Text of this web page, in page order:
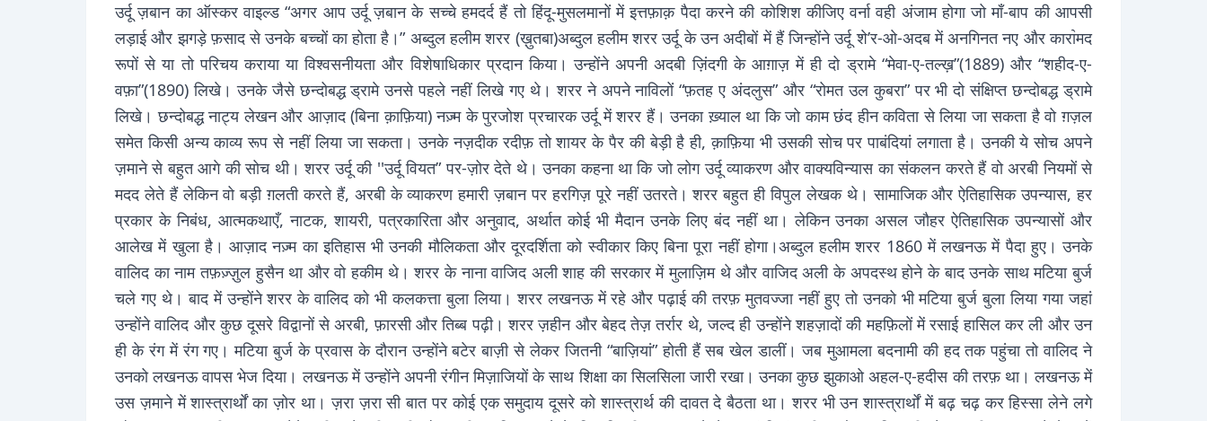
उर्दू ज़बान का ऑस्कर वाइल्ड “अगर आप उर्दू ज़बान के सच्चे हमदर्द हैं तो हिंदू-मुसलमानों में इत्तफ़ाक़ पैदा करने की कोशिश कीजिए वर्ना वही अंजाम होगा जो माँ-बाप की आपसी
लड़ाई और झगड़े फ़साद से उनके बच्चों का होता है।” अब्दुल हलीम शरर (ख़ुतबा)अब्दुल हलीम शरर उर्दू के उन अदीबों में हैं जिन्होंने उर्दू शे’र-ओ-अदब में अनगिनत नए और कारा॓मद
रूपों से या तो परिचय कराया या विश्वसनीयता और विशेषाधिकार प्रदान किया। उन्होंने अपनी अदबी ज़िंदगी के आग़ाज़ में ही दो ड्रामे “मेवा-ए-तल्ख़”(1889) और “शहीद-ए-
वफ़ा”(1890) लिखे। उनके जैसे छन्दोबद्ध ड्रामे उनसे पहले नहीं लिखे गए थे। शरर ने अपने नाविलों “फ़तह ए अंदलुस” और “रोमत उल कुबरा” पर भी दो संक्षिप्त छन्दोबद्ध ड्रामे
लिखे। छन्दोबद्ध नाट्य लेखन और आज़ाद (बिना क़ाफ़िया) नज़्म के पुरजोश प्रचारक उर्दू में शरर हैं। उनका ख़्याल था कि जो काम छंद हीन कविता से लिया जा सकता है वो ग़ज़ल
समेत किसी अन्य काव्य रूप से नहीं लिया जा सकता। उनके नज़दीक रदीफ़ तो शायर के पैर की बेड़ी है ही, क़ाफ़िया भी उसकी सोच पर पाबंदियां लगाता है। उनकी ये सोच अपने
ज़माने से बहुत आगे की सोच थी। शरर उर्दू की ''उर्दू वियत” पर-ज़ोर देते थे। उनका कहना था कि जो लोग उर्दू व्याकरण और वाक्यविन्यास का संकलन करते हैं वो अरबी नियमों से
मदद लेते हैं लेकिन वो बड़ी ग़लती करते हैं, अरबी के व्याकरण हमारी ज़बान पर हरगिज़ पूरे नहीं उतरते। शरर बहुत ही विपुल लेखक थे। सामाजिक और ऐतिहासिक उपन्यास, हर
प्रकार के निबंध, आत्मकथाएँ, नाटक, शायरी, पत्रकारिता और अनुवाद, अर्थात कोई भी मैदान उनके लिए बंद नहीं था। लेकिन उनका असल जौहर ऐतिहासिक उपन्यासों और
आलेख में खुला है। आज़ाद नज़्म का इतिहास भी उनकी मौलिकता और दूरदर्शिता को स्वीकार किए बिना पूरा नहीं होगा।अब्दुल हलीम शरर 1860 में लखनऊ में पैदा हुए। उनके
वालिद का नाम तफ़ज़्ज़ुल हुसैन था और वो हकीम थे। शरर के नाना वाजिद अली शाह की सरकार में मुलाज़िम थे और वाजिद अली के अपदस्थ होने के बाद उनके साथ मटिया बुर्ज
चले गए थे। बाद में उन्होंने शरर के वालिद को भी कलकत्ता बुला लिया। शरर लखनऊ में रहे और पढ़ाई की तरफ़ मुतवज्जा नहीं हुए तो उनको भी मटिया बुर्ज बुला लिया गया जहां
उन्होंने वालिद और कुछ दूसरे विद्वानों से अरबी, फ़ारसी और तिब्ब पढ़ी। शरर ज़हीन और बेहद तेज़ तर्रार थे, जल्द ही उन्होंने शहज़ादों की महफ़िलों में रसाई हासिल कर ली और उन
ही के रंग में रंग गए। मटिया बुर्ज के प्रवास के दौरान उन्होंने बटेर बाज़ी से लेकर जितनी “बाज़ियां” होती हैं सब खेल डालीं। जब मुआमला बदनामी की हद तक पहुंचा तो वालिद ने
उनको लखनऊ वापस भेज दिया। लखनऊ में उन्होंने अपनी रंगीन मिज़ाजियों के साथ शिक्षा का सिलसिला जारी रखा। उनका कुछ झुकाओ अहल-ए-हदीस की तरफ़ था। लखनऊ में
उस ज़माने में शास्त्रार्थों का ज़ोर था। ज़रा ज़रा सी बात पर कोई एक समुदाय दूसरे को शास्त्रार्थ की दावत दे बैठता था। शरर भी उन शास्त्रार्थों में बढ़ चढ़ कर हिस्सा लेने लगे